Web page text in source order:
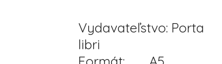
Vydavateľstvo: Porta
libri